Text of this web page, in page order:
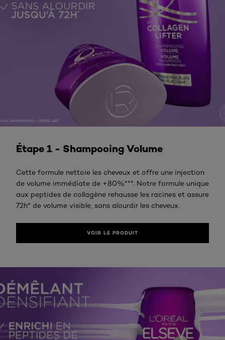
Étape 1 - Shampooing Volume
Cette formule nettoie les cheveux et offre une injection
de volume immédiate de +80%***. Notre formule unique
aux peptides de collagène rehausse les racines et assure
72h* de volume visible, sans alourdir les cheveux.
VOIR LE PRODUIT